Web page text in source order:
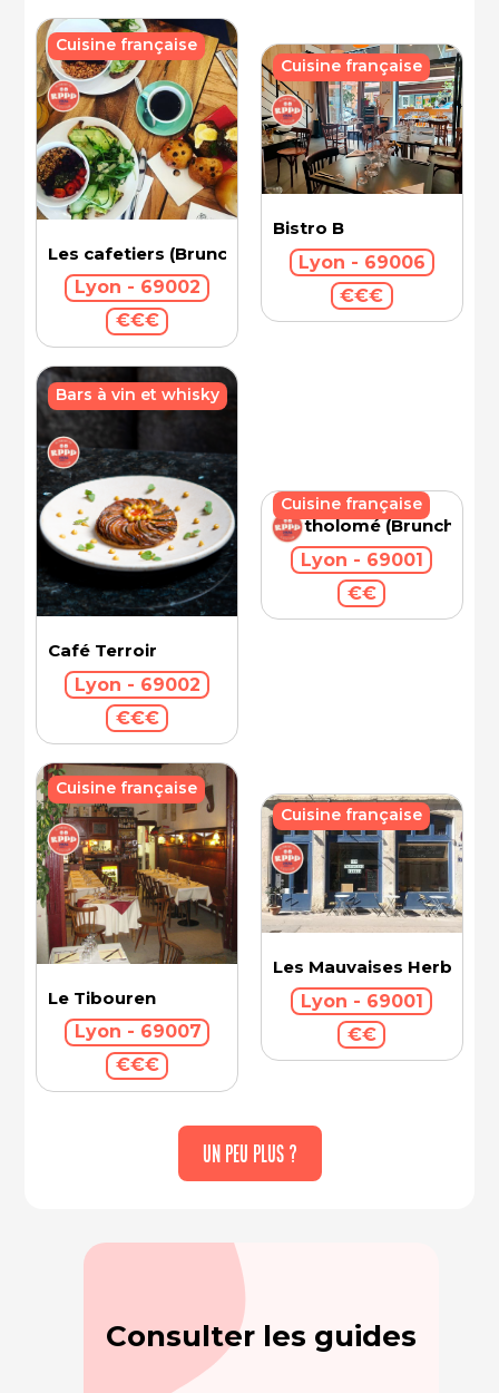
Les cafetiers (Brunch)
Lyon - 69002
€€€
Cuisine française
Bistro B
Lyon - 69006
€€€
Cuisine française
Café Terroir
Lyon - 69002
€€€
Bars à vin et whisky
Bartholomé (Brunch)
Lyon - 69001
€€
Cuisine française
Le Tibouren
Lyon - 69007
€€€
Cuisine française
Les Mauvaises Herbes
Lyon - 69001
€€
Cuisine française
UN PEU PLUS ?
Consulter les guides